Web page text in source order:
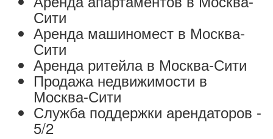
Сити
Аренда машиномест в Москва-
Сити
Аренда ритейла в Москва-Сити
Продажа недвижимости в
Москва-Сити
Служба поддержки арендаторов -
5/2